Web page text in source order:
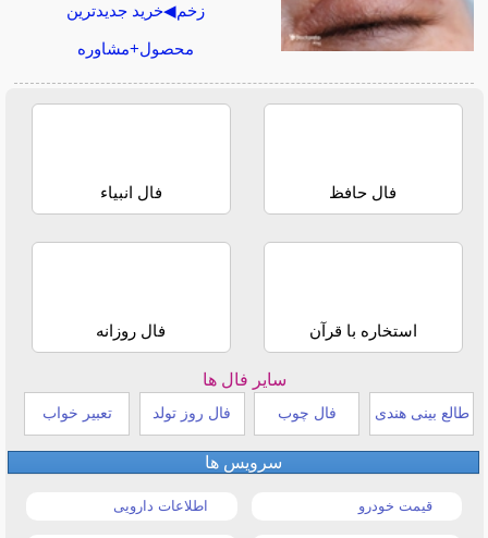
زخم◀خرید جدیدترین
محصول+مشاوره
فال حافظ فال انبیاء
استخاره با قرآن فال روزانه
سایر فال ها
طالع بینی هندی فال چوب فال روز تولد تعبیر خواب
سرویس ها
قیمت خودرو اطلاعات دارویی